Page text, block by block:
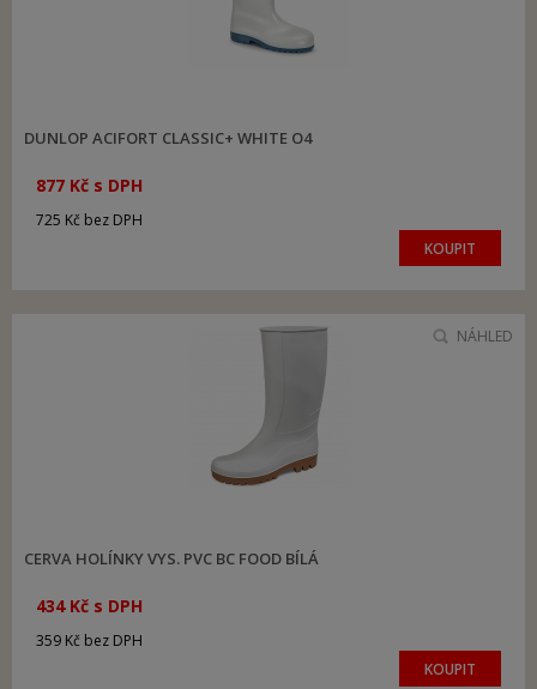
DUNLOP ACIFORT CLASSIC+ WHITE O4
877 Kč s DPH
725 Kč bez DPH
KOUPIT
CERVA HOLÍNKY VYS. PVC BC FOOD BÍLÁ
434 Kč s DPH
359 Kč bez DPH
KOUPIT
NÁHLED